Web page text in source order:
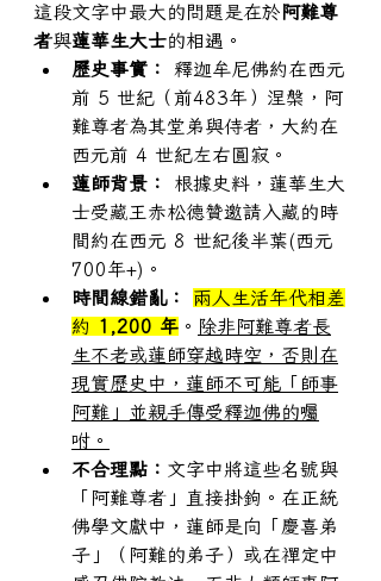
這段文字中最大的問題是在於 阿難尊
者與蓮華生大士的相遇。
歷史事實：
釋迦牟尼佛約在西元
前 5 世紀（前483年）涅槃，阿
難尊者為其堂弟與侍者，大約在
西元前 4 世紀左右圓寂。
蓮師背景：
根據史料，蓮華生大
士受藏王赤松德贊邀請入藏的時
間約在西元 8 世紀後半葉(西元
700年+)。
時間線錯亂：
兩人生活年代相差
約
1,200 年 。 除非阿難尊者長
生不老或蓮師穿越時空，否則在
現實歷史中，蓮師不可能「師事
阿難」並親手傳受釋迦佛的囑
咐。
不合理點： 文字中將這些名號與
「阿難尊者」直接掛鉤。在正統
佛學文獻中，蓮師是向「慶喜弟
子」（阿難的弟子）或在禪定中